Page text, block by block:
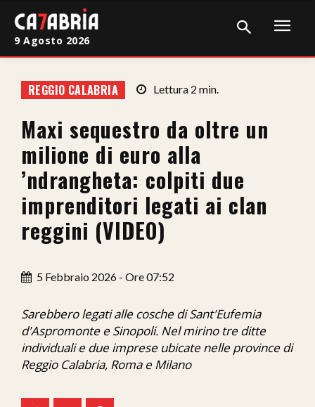
Cronaca
Giudiziaria
Politica
Sport
Attualità
Ita-Mondo
C7 Play
9 Agosto 2026
REGGIO CALABRIA Lettura 2 min.
Maxi sequestro da oltre un
milione di euro alla
’ndrangheta: colpiti due
imprenditori legati ai clan
reggini (VIDEO)
5 Febbraio 2026 - Ore 07:52
Sarebbero legati alle cosche di Sant'Eufemia
d'Aspromonte e Sinopoli. Nel mirino tre ditte
individuali e due imprese ubicate nelle province di
Reggio Calabria, Roma e Milano